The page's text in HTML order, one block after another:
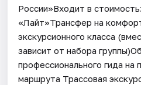
России»Входит в
«Лайт»Трансфер на
экскурсионного класса
зависит от набора
профессионального гида на
маршрута Трассовая